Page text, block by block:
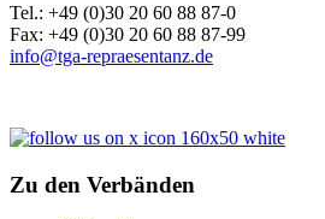
Tel.: +49 (0)30 20 60 88 87-0
Fax: +49 (0)30 20 60 88 87-99
info@tga-repraesentanz.de
Zu den Verbänden